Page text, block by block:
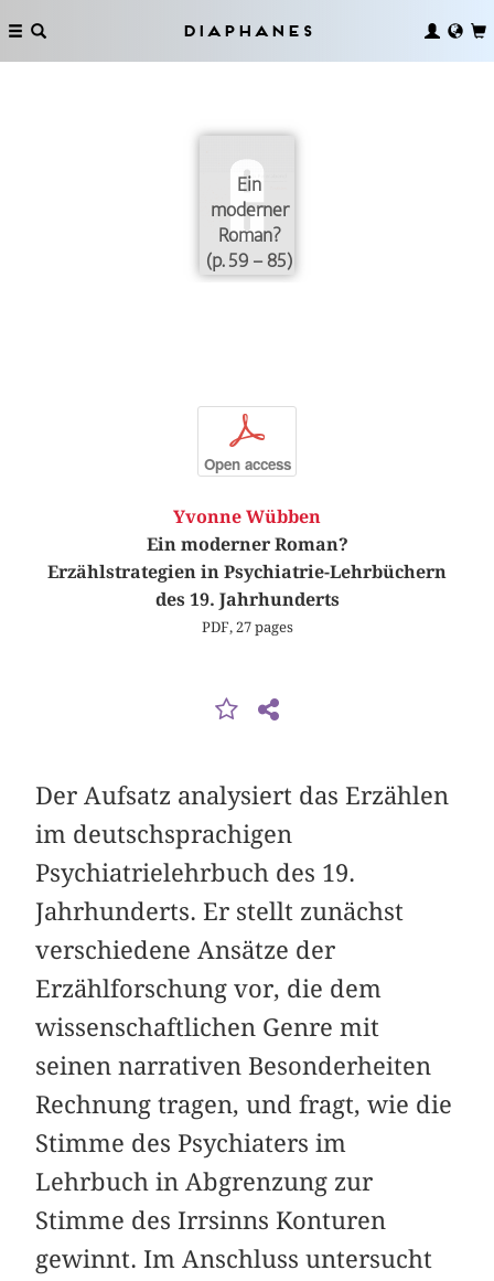
Diaphanes
Ein
moderner
Roman?
(p. 59 – 85)
p
Open access
Yvonne Wübben
Ein moderner Roman?
Erzählstrategien in Psychiatrie-Lehrbüchern
des 19. Jahrhunderts
PDF, 27 pages
Der Aufsatz analysiert das Erzählen
im deutschsprachigen
Psychiatrielehrbuch des 19.
Jahrhunderts. Er stellt zunächst
verschiedene Ansätze der
Erzählforschung vor, die dem
wissenschaftlichen Genre mit
seinen narrativen Besonderheiten
Rechnung tragen, und fragt, wie die
Stimme des Psychiaters im
Lehrbuch in Abgrenzung zur
Stimme des Irrsinns Konturen
gewinnt. Im Anschluss untersucht